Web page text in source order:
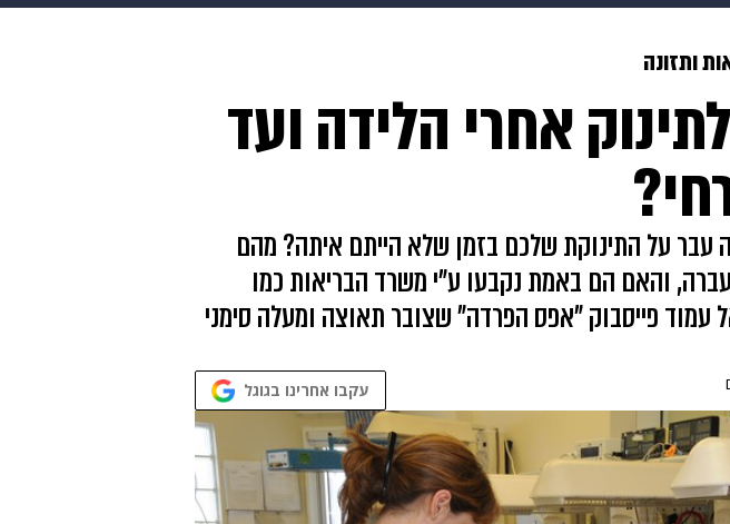
משפט תשעה חודשים מתכונים פרויקטים מיוחדים
ותזונה
אחרי הלידה ועד
עבר על התינוקת שלכם בזמן שלא הייתם איתה? מהם
והאם הם באמת נקבעו ע"י משרד הבריאות כמו
עמוד פייסבוק "אפס הפרדה" שצובר תאוצה ומעלה סימני
עקבו אחרינו בגוגל